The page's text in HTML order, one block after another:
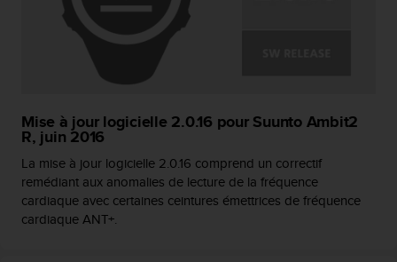
Mise à jour logicielle 2.0.16 pour Suunto Ambit2
R, juin 2016
La mise à jour logicielle 2.0.16 comprend un correctif
remédiant aux anomalies de lecture de la fréquence
cardiaque avec certaines ceintures émettrices de fréquence
cardiaque ANT+.